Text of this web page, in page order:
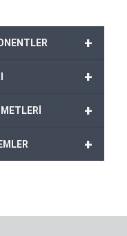
+
+
+
+